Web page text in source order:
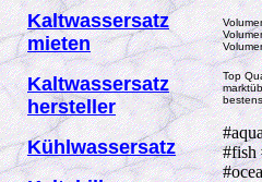
Kaltwassersatz
mieten
Kaltwassersatz
hersteller
Kühlwassersatz
Top
#fish